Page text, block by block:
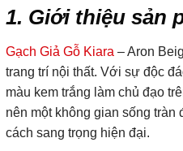
1. Giới thiệu sản
Gạch Giả Gỗ Kiara – Aron
trang trí nội thất. Với sự độc
màu kem trắng làm chủ đạo
nên một không gian sống
cách sang trọng hiện đại.